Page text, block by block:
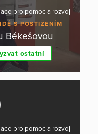
pro pomoc a rozvoj
S POSTIŽENÍM
Békešovou
ostatní
pro pomoc a rozvoj